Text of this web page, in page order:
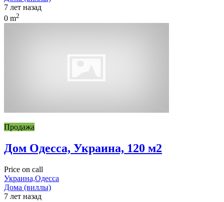
7 лет назад
0 m2
Продажа
Дом Одесса, Украина, 120 м2
Price on call
Украина,Одесса
Дома (виллы)
7 лет назад